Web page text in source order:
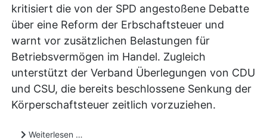
kritisiert die von der SPD angestoßene Debatte
über eine Reform der Erbschaftsteuer und
warnt vor zusätzlichen Belastungen für
Betriebsvermögen im Handel. Zugleich
unterstützt der Verband Überlegungen von CDU
und CSU, die bereits beschlossene Senkung der
Körperschaftsteuer zeitlich vorzuziehen.
Weiterlesen …